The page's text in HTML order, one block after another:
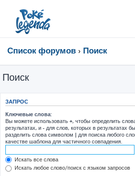
Список форумов Поиск
Поиск
ЗАПРОС
Ключевые слова:
Вы можете использовать +, чтобы определить
результатах, и - для слов, которых в результатах
разделить слова символом | для поиска любого
качестве шаблона для частичного совпадения.
Искать все слова
Искать любое слово/поиск с языком запросов